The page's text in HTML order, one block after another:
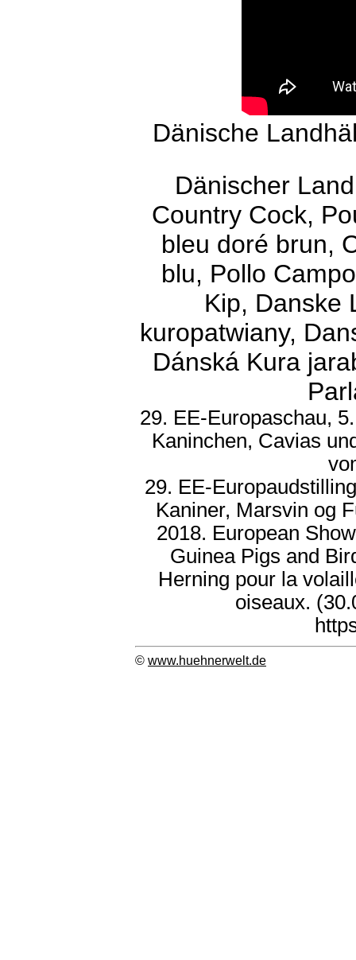
Dänische
Dänischer
Country Cock,
bleu doré brun,
blu, Pollo
Kip, Danske
kuropatwiany,
Dánská Kura
29. EE-Europaschau,
Kaninchen, Cavias
29. EE-
Kaniner, Marsvin og
2018. European
Guinea Pigs and
Herning pour la
oiseaux.
© www.huehnerwelt.de